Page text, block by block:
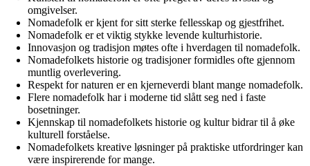
omgivelser.
Nomadefolk er kjent for sitt sterke fellesskap og gjestfrihet.
Nomadefolk er et viktig stykke levende kulturhistorie.
Innovasjon og tradisjon møtes ofte i hverdagen til nomadefolk.
Nomadefolkets historie og tradisjoner formidles ofte gjennom
muntlig overlevering.
Respekt for naturen er en kjerneverdi blant mange nomadefolk.
Flere nomadefolk har i moderne tid slått seg ned i faste
bosetninger.
Kjennskap til nomadefolkets historie og kultur bidrar til å øke
kulturell forståelse.
Nomadefolkets kreative løsninger på praktiske utfordringer kan
være inspirerende for mange.